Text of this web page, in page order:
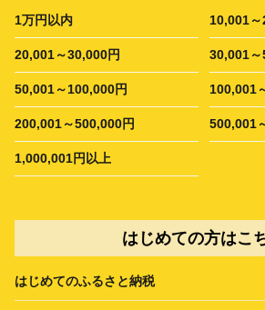
1万円以内 10,001
20,001～30,000円 30,001～
50,001～100,000円 100,001
200,001～500,000円 500,001
1,000,001円以上
はじめての方はこ
はじめてのふるさと納税